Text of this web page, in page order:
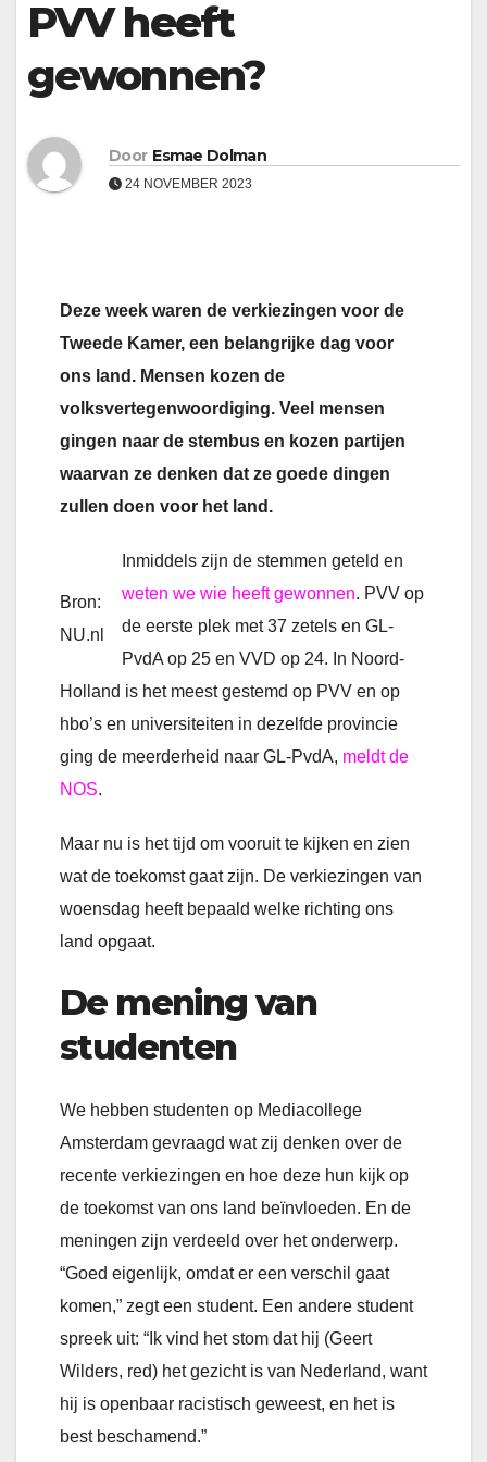
PVV heeft
gewonnen?
Door Esmae Dolman
24 NOVEMBER 2023
Deze week waren de verkiezingen voor de
Tweede Kamer, een belangrijke dag voor
ons land. Mensen kozen de
volksvertegenwoordiging. Veel mensen
gingen naar de stembus en kozen partijen
waarvan ze denken dat ze goede dingen
zullen doen voor het land.
Bron:
NU.nl
Inmiddels zijn de stemmen geteld en
weten we wie heeft gewonnen. PVV op
de eerste plek met 37 zetels en GL-
PvdA op 25 en VVD op 24. In Noord-
Holland is het meest gestemd op PVV en op
hbo’s en universiteiten in dezelfde provincie
ging de meerderheid naar GL-PvdA, meldt de
NOS.
Maar nu is het tijd om vooruit te kijken en zien
wat de toekomst gaat zijn. De verkiezingen van
woensdag heeft bepaald welke richting ons
land opgaat.
De mening van
studenten
We hebben studenten op Mediacollege
Amsterdam gevraagd wat zij denken over de
recente verkiezingen en hoe deze hun kijk op
de toekomst van ons land beïnvloeden. En de
meningen zijn verdeeld over het onderwerp.
“Goed eigenlijk, omdat er een verschil gaat
komen,” zegt een student. Een andere student
spreek uit: “Ik vind het stom dat hij (Geert
Wilders, red) het gezicht is van Nederland, want
hij is openbaar racistisch geweest, en het is
best beschamend.”